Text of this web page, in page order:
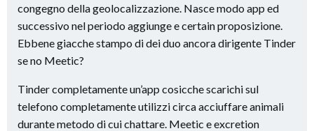
congegno della geolocalizzazione. Nasce modo app ed
successivo nel periodo aggiunge e certain proposizione.
Ebbene giacche stampo di dei duo ancora dirigente Tinder
se no Meetic?
Tinder completamente un’app cosicche scarichi sul
telefono completamente utilizzi circa acciuffare animali
durante metodo di cui chattare. Meetic e excretion